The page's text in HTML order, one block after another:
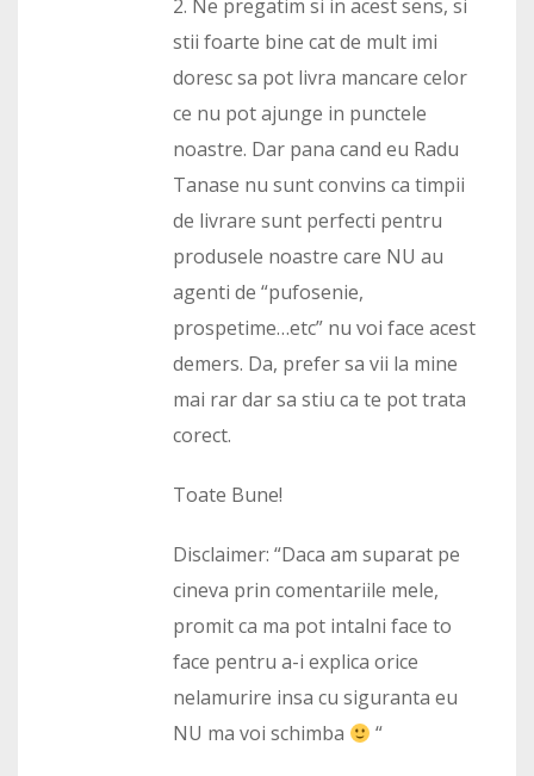
2. Ne pregatim si in acest sens, si
stii foarte bine cat de mult imi
doresc sa pot livra mancare celor
ce nu pot ajunge in punctele
noastre. Dar pana cand eu Radu
Tanase nu sunt convins ca timpii
de livrare sunt perfecti pentru
produsele noastre care NU au
agenti de “pufosenie,
prospetime…etc” nu voi face acest
demers. Da, prefer sa vii la mine
mai rar dar sa stiu ca te pot trata
corect.
Toate Bune!
Disclaimer: “Daca am suparat pe
cineva prin comentariile mele,
promit ca ma pot intalni face to
face pentru a-i explica orice
nelamurire insa cu siguranta eu
NU ma voi schimba
“